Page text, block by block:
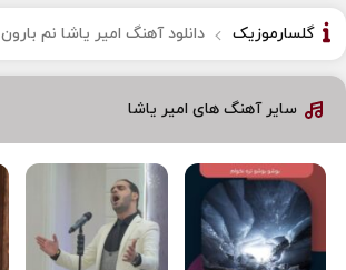
گلسارموزیک دانلود آهنگ امیر یاشا نم بارون
سایر آهنگ های امیر یاشا